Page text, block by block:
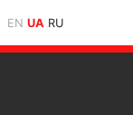
EN UA RU